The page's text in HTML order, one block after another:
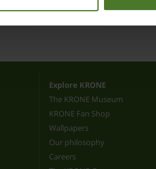
TO THE PRODUCT
Explore KRONE
The KRONE Museum
KRONE Fan Shop
Wallpapers
Our philosophy
Careers